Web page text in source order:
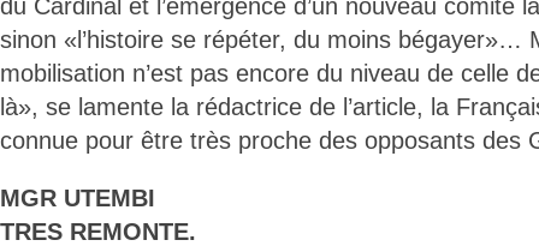
du Cardinal et l’émergence d’un nouveau comité
sinon «l’histoire se répéter, du moins bégayer»…
mobilisation n’est pas encore du niveau de celle
là», se lamente la rédactrice de l’article, la
connue pour être très proche des opposants des
MGR UTEMBI
TRES REMONTE.